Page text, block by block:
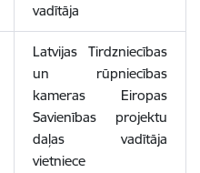
vadītāja
Latvijas Tirdzniecības
un rūpniecības
kameras Eiropas
Savienības projektu
daļas vadītāja
vietniece